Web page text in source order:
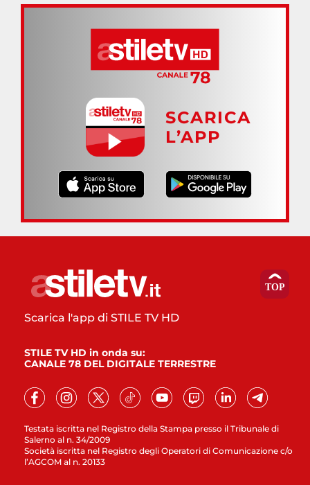
SCARICA
L’APP
Testata iscritta nel Registro della Stampa presso il Tribunale di
Salerno al n. 34/2009
Società iscritta nel Registro degli Operatori di Comunicazione c/o
l’AGCOM al n. 20133
Scarica l'app di STILE TV HD
STILE TV HD in onda su:
CANALE 78 DEL DIGITALE TERRESTRE